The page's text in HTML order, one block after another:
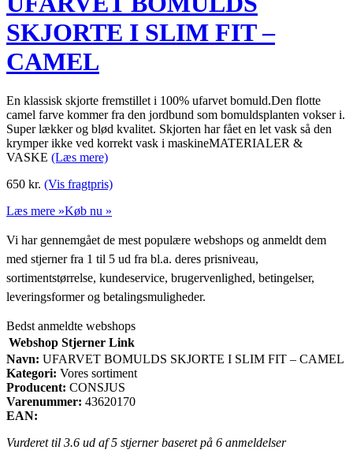
SKJORTE I SLIM FIT –
CAMEL
En klassisk skjorte fremstillet i 100% ufarvet bomuld.Den flotte
camel farve kommer fra den jordbund som bomuldsplanten vokser i.
Super lækker og blød kvalitet. Skjorten har fået en let vask så den
krymper ikke ved korrekt vask i maskineMATERIALER &
VASKE (Læs mere)
650 kr. (Vis fragtpris)
Læs mere »Køb nu »
Vi har gennemgået de mest populære webshops og anmeldt dem
med stjerner fra 1 til 5 ud fra bl.a. deres prisniveau,
sortimentstørrelse, kundeservice, brugervenlighed, betingelser,
leveringsformer og betalingsmuligheder.
Bedst anmeldte webshops
Webshop Stjerner Link
Navn: UFARVET BOMULDS SKJORTE I SLIM FIT – CAMEL
Kategori: Vores sortiment
Producent: CONSJUS
Varenummer: 43620170
EAN:
Vurderet til 3.6 ud af 5 stjerner baseret på 6 anmeldelser